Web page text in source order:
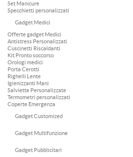
Set Manicure
Specchietti personalizzati
Gadget Medici
Offerte gadget Medici
Antistress Personalizzati
Cuscinetti Riscaldanti
Kit Pronto soccorso
Orologi medici
Porta Cerotti
Righelli Lente
Igienizzanti Mani
Salviette Personalizzate
Termometri personalizzati
Coperte Emergenza
Gadget Customized
Gadget Multifunzione
Gadget Pubblicitari